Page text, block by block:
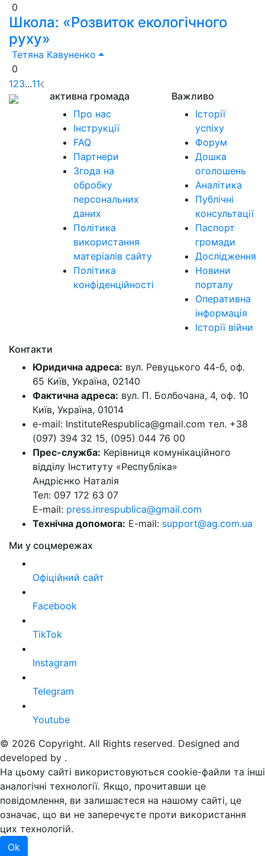
0
Школа: «Розвиток екологічного
руху»
Тетяна Кавуненко
0
123...11
активна громада
Про нас
Інструкції
FAQ
Партнери
Згода на
обробку
персональних
даних
Політика
використання
матеріалів сайту
Політика
конфіденційності
Важливо
Історії
успіху
Форум
Дошка
оголошень
Аналітика
Публічні
консультації
Паспорт
громади
Дослідження
Новини
порталу
Оперативна
інформація
Історії війни
Контакти
Юридична адреса: вул. Ревуцького 44-б, оф.
65 Київ, Україна, 02140
Фактична адреса: вул. П. Болбочана, 4, оф. 10
Київ, Україна, 01014
e-mail: InstituteRespublica@gmail.com тел. +38
(097) 394 32 15, (095) 044 76 00
Прес-служба: Керівниця комунікаційного
відділу Інституту «Республіка»
Андрієнко Наталія
Тел: 097 172 63 07
E-mail: press.inrespublica@gmail.com
Технічна допомога: E-mail: support@ag.com.ua
Ми у соцмережах
Офіційний сайт
Facebook
TikTok
Instagram
Telegram
Youtube
© 2026 Copyright. All Rights reserved. Designed and
developed by .
На цьому сайті використовуються cookie-файли та інші
аналогічні технології. Якщо, прочитавши це
повідомлення, ви залишаєтеся на нашому сайті, це
означає, що ви не заперечуєте проти використання
цих технологій.
Ok